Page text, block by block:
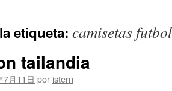
etiqueta: camisetas
tailandia
7月11日 por istern